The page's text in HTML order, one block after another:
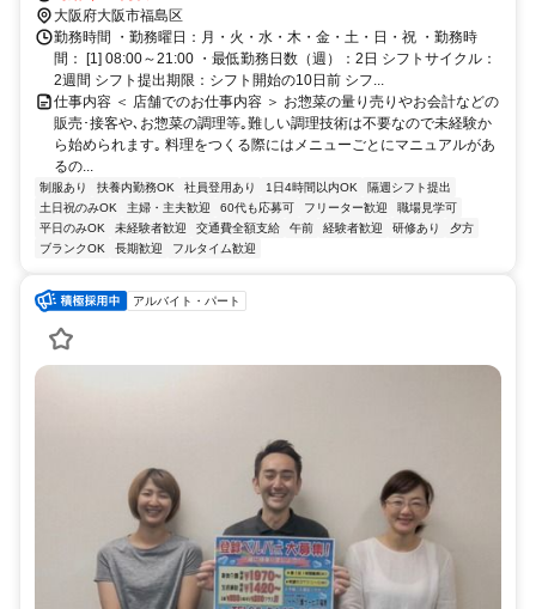
老江1号出口徒歩約2分 ｢野田阪神｣駅･｢野田｣駅スグ
大阪府大阪市福島区
勤務時間 ・勤務曜日：月・火・水・木・金・土・日・祝 ・勤務時
間： [1] 08:00～21:00 ・最低勤務日数（週）：2日 シフトサイクル：
2週間 シフト提出期限：シフト開始の10日前 シフ...
仕事内容 ＜ 店舗でのお仕事内容 ＞ お惣菜の量り売りやお会計などの
販売･接客や､お惣菜の調理等｡難しい調理技術は不要なので未経験か
ら始められます｡ 料理をつくる際にはメニューごとにマニュアルがあ
るの...
制服あり 扶養内勤務OK 社員登用あり 1日4時間以内OK
隔週シフト提出
土日祝のみOK
主婦・主夫歓迎 60代も応募可 フリーター歓迎
職場見学可
平日のみOK
未経験者歓迎 交通費全額支給 午前 経験者歓迎 研修あり
夕方
ブランクOK
長期歓迎 フルタイム歓迎
アルバイト・パート